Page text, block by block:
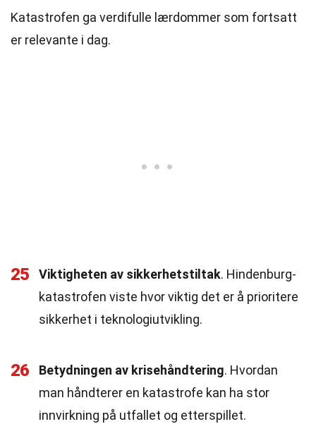
Katastrofen ga verdifulle lærdommer som fortsatt
er relevante i dag.
25 Viktigheten av sikkerhetstiltak. Hindenburg-
katastrofen viste hvor viktig det er å prioritere
sikkerhet i teknologiutvikling.
26 Betydningen av krisehåndtering. Hvordan
man håndterer en katastrofe kan ha stor
innvirkning på utfallet og etterspillet.